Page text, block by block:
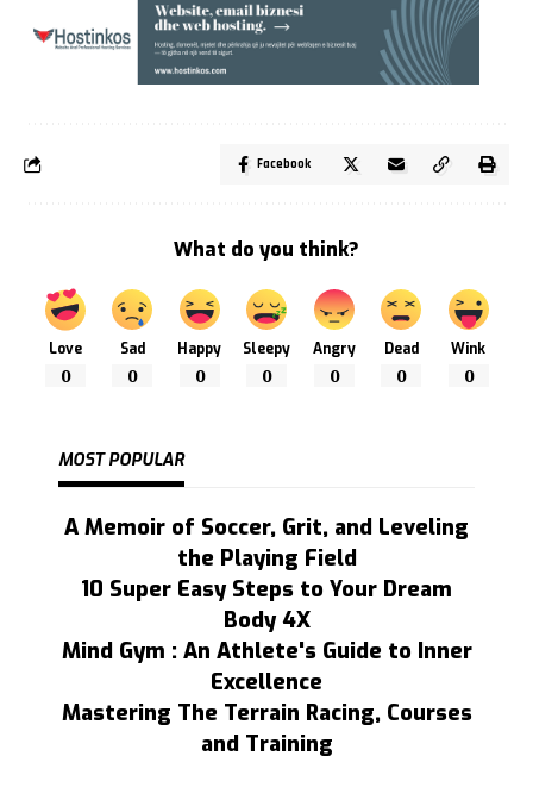
Facebook
What do you think?
Love
0
Sad
0
Happy
0
Sleepy
0
Angry
0
Dead
0
Wink
0
MOST POPULAR
A Memoir of Soccer, Grit, and Leveling
the Playing Field
10 Super Easy Steps to Your Dream
Body 4X
Mind Gym : An Athlete's Guide to Inner
Excellence
Mastering The Terrain Racing, Courses
and Training